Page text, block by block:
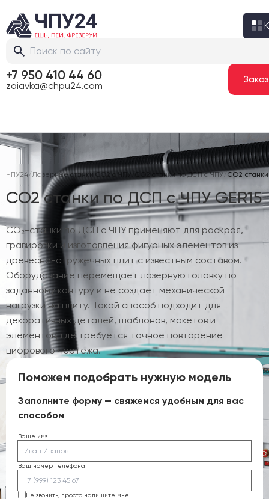
+7 950 410 44 60
zaiavka@chpu24.com
ЧПУ24/Лазерные станки CO2 с ЧПУ CO2 станки по ДСП с ЧПУ/CO2
CO2 станки по ДСП с ЧПУ GER15
CO₂-станки по ДСП с ЧПУ применяют для раскроя,
гравировки и изготовления фигурных элементов из
древесно-стружечных плит с известным составом.
Оборудование перемещает лазерную головку по
заданному контуру и не создает механической
нагрузки на плиту. Такой способ подходит для
декоративных деталей, шаблонов, макетов и
элементов, где требуется точное повторение
цифрового чертежа.
Поможем подобрать нужную модель
Заполните форму — свяжемся удобным для вас
способом
Ваше имя
Ваш номер телефона
Не звонить, просто напишите мне